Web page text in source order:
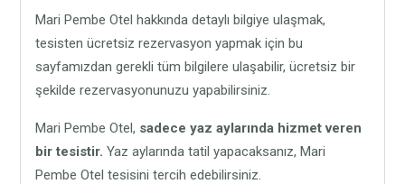
Mari Pembe Otel hakkında detaylı bilgiye ulaşmak,
tesisten ücretsiz rezervasyon yapmak için bu
sayfamızdan gerekli tüm bilgilere ulaşabilir, ücretsiz bir
şekilde rezervasyonunuzu yapabilirsiniz.
Mari Pembe Otel, sadece yaz aylarında hizmet veren
bir tesistir. Yaz aylarında tatil yapacaksanız, Mari
Pembe Otel tesisini tercih edebilirsiniz.